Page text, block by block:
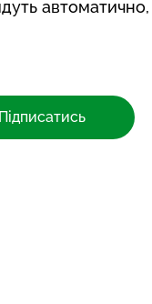
автоматично,
Підписатись